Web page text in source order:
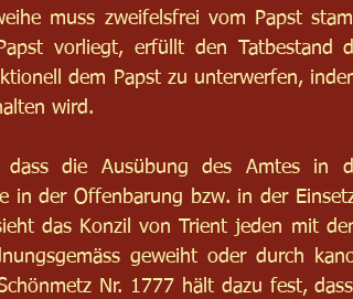
muss zweifelsfrei vom Papst
vorliegt, erfüllt den Tatbestand
dem Papst zu unterwerfen,
wird.
die Ausübung des Amtes in
in der Offenbarung bzw. in der
das Konzil von Trient jeden mit
geweiht oder durch
Nr. 1777 hält dazu fest,